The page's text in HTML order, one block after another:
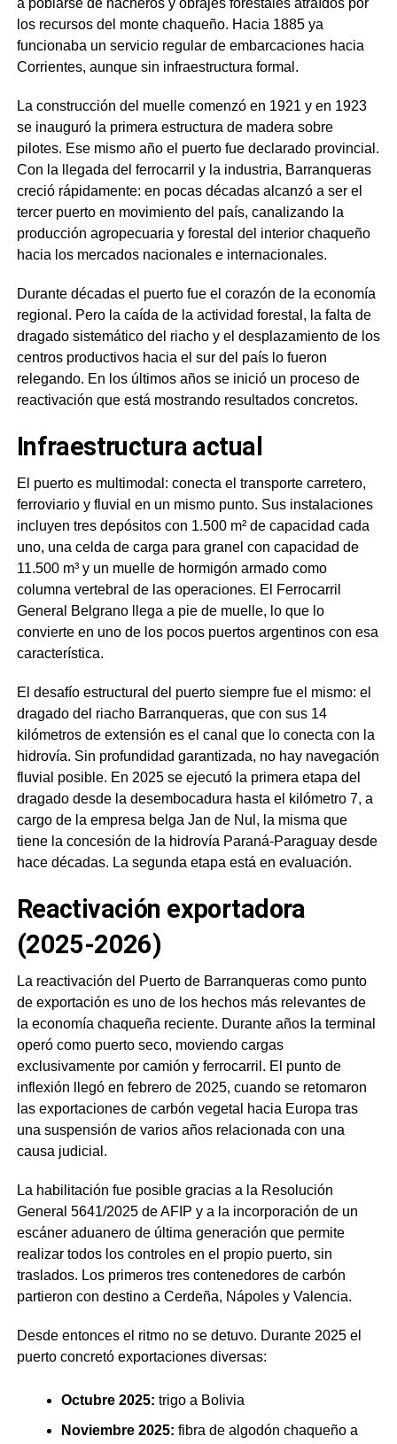
a poblarse de hacheros y obrajes forestales atraídos por
los recursos del monte chaqueño. Hacia 1885 ya
funcionaba un servicio regular de embarcaciones hacia
Corrientes, aunque sin infraestructura formal.
La construcción del muelle comenzó en 1921 y en 1923
se inauguró la primera estructura de madera sobre
pilotes. Ese mismo año el puerto fue declarado provincial.
Con la llegada del ferrocarril y la industria, Barranqueras
creció rápidamente: en pocas décadas alcanzó a ser el
tercer puerto en movimiento del país, canalizando la
producción agropecuaria y forestal del interior chaqueño
hacia los mercados nacionales e internacionales.
Durante décadas el puerto fue el corazón de la economía
regional. Pero la caída de la actividad forestal, la falta de
dragado sistemático del riacho y el desplazamiento de los
centros productivos hacia el sur del país lo fueron
relegando. En los últimos años se inició un proceso de
reactivación que está mostrando resultados concretos.
Infraestructura actual
El puerto es multimodal: conecta el transporte carretero,
ferroviario y fluvial en un mismo punto. Sus instalaciones
incluyen tres depósitos con 1.500 m² de capacidad cada
uno, una celda de carga para granel con capacidad de
11.500 m³ y un muelle de hormigón armado como
columna vertebral de las operaciones. El Ferrocarril
General Belgrano llega a pie de muelle, lo que lo
convierte en uno de los pocos puertos argentinos con esa
característica.
El desafío estructural del puerto siempre fue el mismo: el
dragado del riacho Barranqueras, que con sus 14
kilómetros de extensión es el canal que lo conecta con la
hidrovía. Sin profundidad garantizada, no hay navegación
fluvial posible. En 2025 se ejecutó la primera etapa del
dragado desde la desembocadura hasta el kilómetro 7, a
cargo de la empresa belga Jan de Nul, la misma que
tiene la concesión de la hidrovía Paraná-Paraguay desde
hace décadas. La segunda etapa está en evaluación.
Reactivación exportadora
(2025-2026)
La reactivación del Puerto de Barranqueras como punto
de exportación es uno de los hechos más relevantes de
la economía chaqueña reciente. Durante años la terminal
operó como puerto seco, moviendo cargas
exclusivamente por camión y ferrocarril. El punto de
inflexión llegó en febrero de 2025, cuando se retomaron
las exportaciones de carbón vegetal hacia Europa tras
una suspensión de varios años relacionada con una
causa judicial.
La habilitación fue posible gracias a la Resolución
General 5641/2025 de AFIP y a la incorporación de un
escáner aduanero de última generación que permite
realizar todos los controles en el propio puerto, sin
traslados. Los primeros tres contenedores de carbón
partieron con destino a Cerdeña, Nápoles y Valencia.
Desde entonces el ritmo no se detuvo. Durante 2025 el
puerto concretó exportaciones diversas:
Octubre 2025: trigo a Bolivia
Noviembre 2025: fibra de algodón chaqueño a